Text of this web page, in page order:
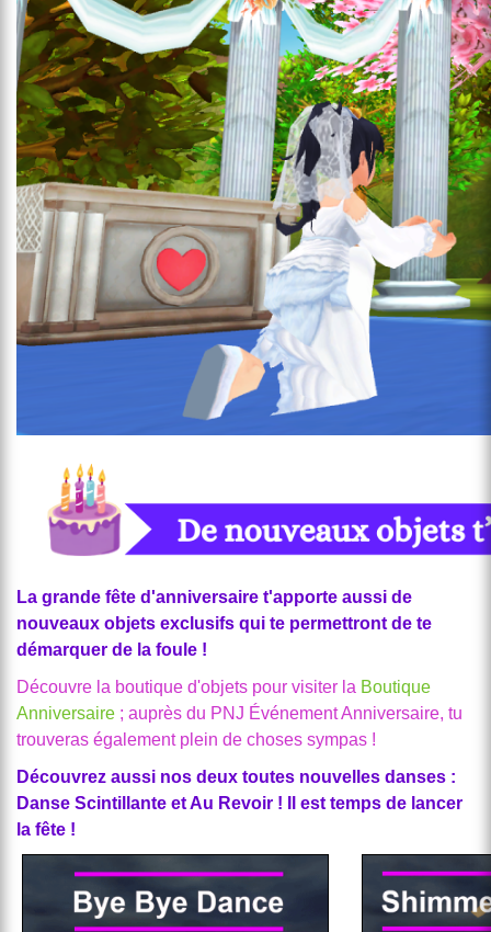
La grande fête d'anniversaire t'apporte aussi de
nouveaux objets exclusifs qui te permettront de te
démarquer de la foule !
Découvre la boutique d'objets pour visiter la Boutique
Anniversaire ; auprès du PNJ Événement Anniversaire, tu
trouveras également plein de choses sympas !
Découvrez aussi nos deux toutes nouvelles danses :
Danse Scintillante et Au Revoir ! Il est temps de lancer
la fête !